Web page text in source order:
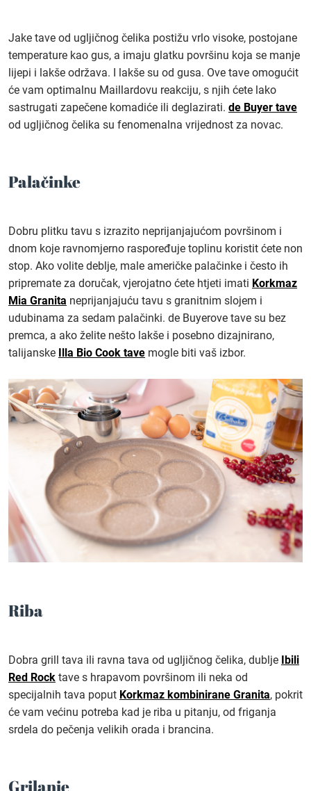
Jake tave od ugljičnog čelika postižu vrlo visoke, postojane
temperature kao gus, a imaju glatku površinu koja se manje
lijepi i lakše održava. I lakše su od gusa. Ove tave omogućit
će vam optimalnu Maillardovu reakciju, s njih ćete lako
sastrugati zapečene komadiće ili deglazirati. de Buyer tave
od ugljičnog čelika su fenomenalna vrijednost za novac.
Palačinke
Dobru plitku tavu s izrazito neprijanjajućom površinom i
dnom koje ravnomjerno raspoređuje toplinu koristit ćete non
stop. Ako volite deblje, male američke palačinke i često ih
pripremate za doručak, vjerojatno ćete htjeti imati Korkmaz
Mia Granita neprijanjajuću tavu s granitnim slojem i
udubinama za sedam palačinki. de Buyerove tave su bez
premca, a ako želite nešto lakše i posebno dizajnirano,
talijanske Illa Bio Cook tave mogle biti vaš izbor.
Riba
Dobra grill tava ili ravna tava od ugljičnog čelika, dublje Ibili
Red Rock tave s hrapavom površinom ili neka od
specijalnih tava poput Korkmaz kombinirane Granita, pokrit
će vam većinu potreba kad je riba u pitanju, od friganja
srdela do pečenja velikih orada i brancina.
Grilanje